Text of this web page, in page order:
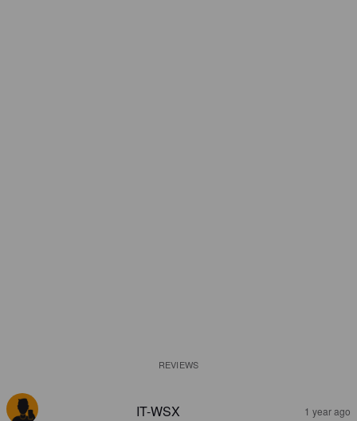
REVIEWS
IT-WSX 1 year ago